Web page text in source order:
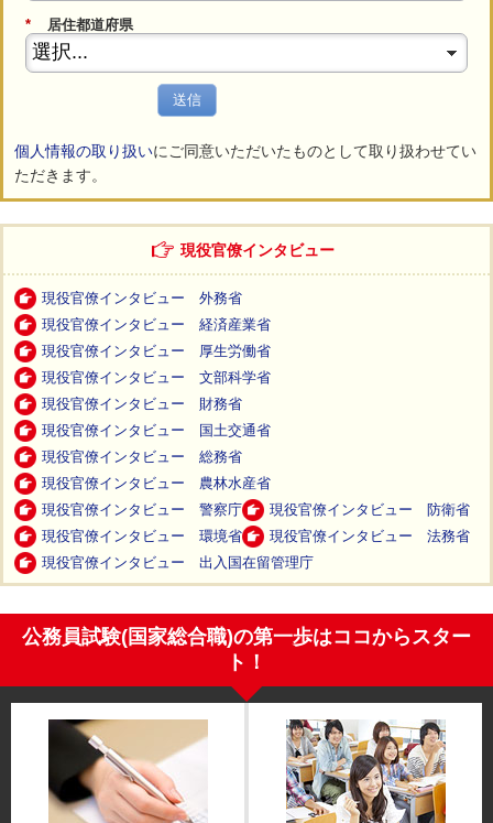
* 居住都道府県
送信
個人情報の取り扱いにご同意いただいたものとして取り扱わせてい
ただきます。
現役官僚インタビュー
現役官僚インタビュー 外務省
現役官僚インタビュー 経済産業省
現役官僚インタビュー 厚生労働省
現役官僚インタビュー 文部科学省
現役官僚インタビュー 財務省
現役官僚インタビュー 国土交通省
現役官僚インタビュー 総務省
現役官僚インタビュー 農林水産省
現役官僚インタビュー 警察庁
現役官僚インタビュー 防衛省
現役官僚インタビュー 環境省
現役官僚インタビュー 法務省
現役官僚インタビュー 出入国在留管理庁
公務員試験(国家総合職)の第一歩はココからスター
ト！